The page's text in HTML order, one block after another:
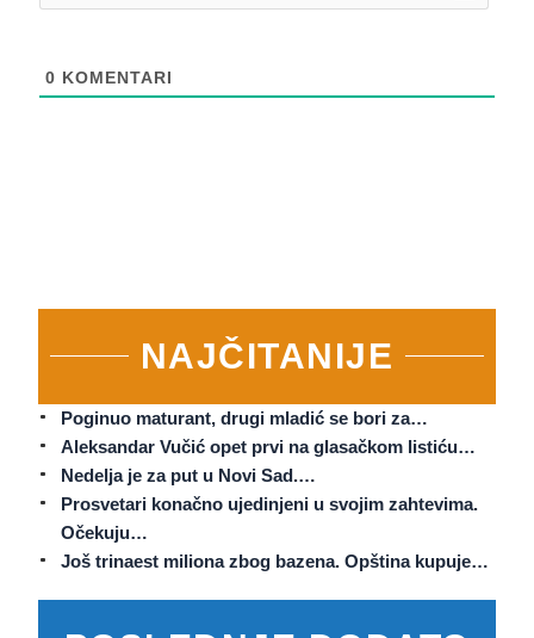
0 KOMENTARI
NAJČITANIJE
Poginuo maturant, drugi mladić se bori za…
Aleksandar Vučić opet prvi na glasačkom listiću…
Nedelja je za put u Novi Sad.…
Prosvetari konačno ujedinjeni u svojim zahtevima.
Očekuju…
Još trinaest miliona zbog bazena. Opština kupuje…